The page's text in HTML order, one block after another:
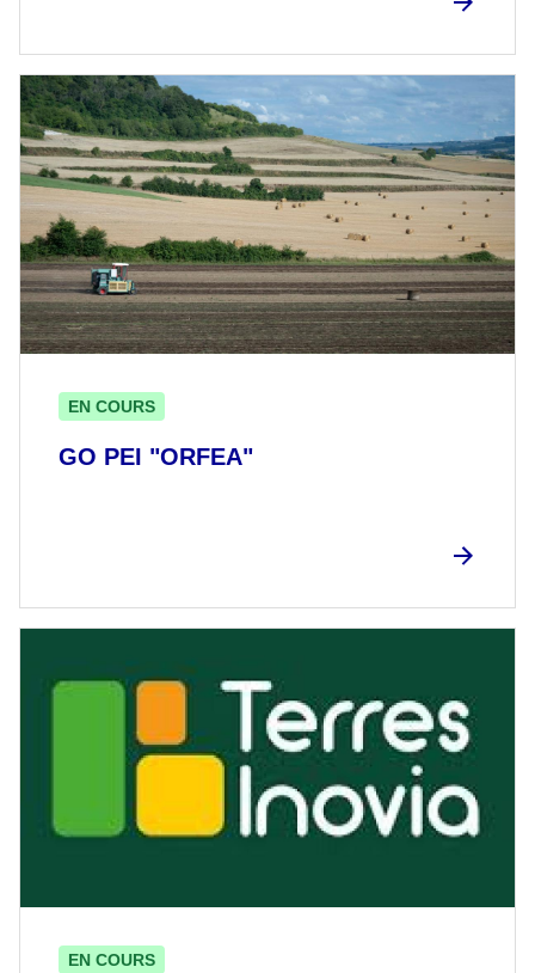
GO PEI "ORFEA"
EN COURS
EN COURS